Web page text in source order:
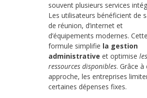
souvent plusieurs services
Les utilisateurs bénéficient de
de réunion, d’internet et
d’équipements modernes. Cette
formule simplifie la gestion
administrative et optimise les
ressources disponibles. Grâce à
approche, les entreprises
certaines dépenses fixes.